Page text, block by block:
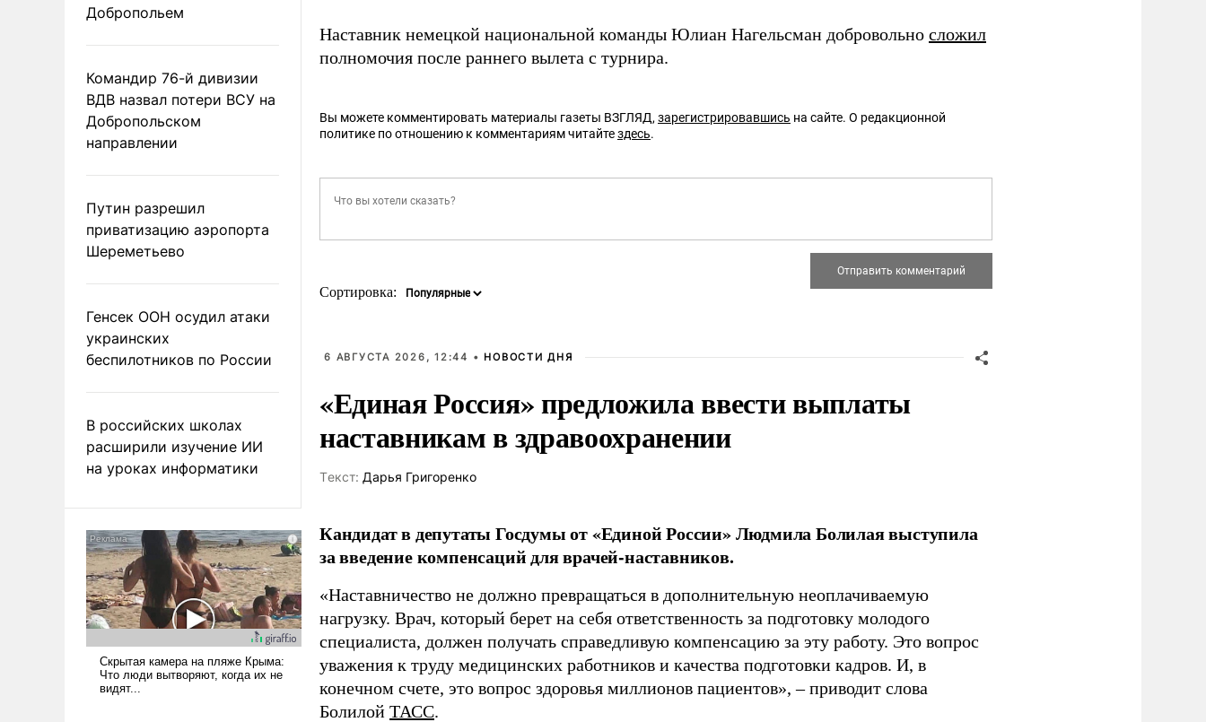
Добропольем
Командир 76-й дивизии
ВДВ назвал потери ВСУ на
Добропольском
направлении
Путин разрешил
приватизацию аэропорта
Шереметьево
Генсек ООН осудил атаки
украинских
беспилотников по России
В российских школах
расширили изучение ИИ
на уроках информатики
Наставник немецкой национальной команды Юлиан Нагельсман добровольно сложил
полномочия после раннего вылета с турнира.
Вы можете комментировать материалы газеты ВЗГЛЯД, зарегистрировавшись на сайте. О редакционной
политике по отношению к комментариям читайтездесь.
Сортировка:
6 АВГУСТА 2026, 12:44 • НОВОСТИ ДНЯ
«Единая Россия» предложила ввести выплаты
наставникам в здравоохранении
Tекст: Дарья Григоренко
Кандидат в депутаты Госдумы от «Единой России» Людмила Болилая выступила
за введение компенсаций для врачей-наставников.
«Наставничество не должно превращаться в дополнительную неоплачиваемую
нагрузку. Врач, который берет на себя ответственность за подготовку молодого
специалиста, должен получать справедливую компенсацию за эту работу. Это вопрос
уважения к труду медицинских работников и качества подготовки кадров. И, в
конечном счете, это вопрос здоровья миллионов пациентов», – приводит слова
Болилой ТАСС.